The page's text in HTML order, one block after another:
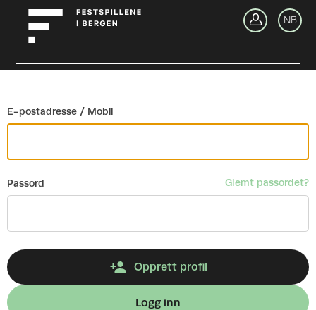
NB
E-postadresse / Mobil
Passord Glemt passordet?
Opprett profil
Logg inn